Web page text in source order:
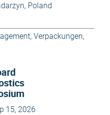
Poland
, Verpackungen,
15, 2026